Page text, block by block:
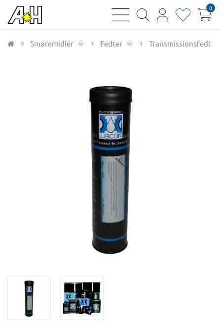
bars
magnifying
user
heart0
Smøremidler Fedter Transmissionsfedt